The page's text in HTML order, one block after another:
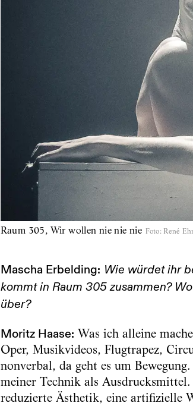
Raum 305, Wir wollen nie nie nie Foto: René
Mascha Erbelding: Wie würdet ihr
kommt in Raum 305 zusammen?
über?
Moritz Haase: Was ich alleine
Oper, Musikvideos, Flugtrapez,
nonverbal, da geht es um
meiner Technik als
reduzierte Ästhetik, eine artifizielle